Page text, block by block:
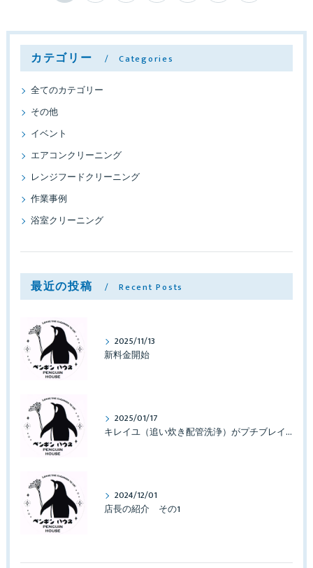
カテゴリー Categories
全てのカテゴリー
その他
イベント
エアコンクリーニング
レンジフードクリーニング
作業事例
浴室クリーニング
最近の投稿 Recent Posts
2025/11/13
新料金開始
2025/01/17
キレイユ（追い炊き配管洗浄）がプチブレイクしております
2024/12/01
店長の紹介 その1